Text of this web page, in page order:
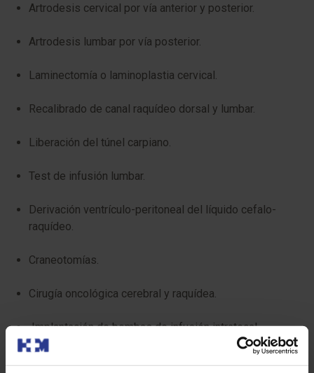
Artrodesis cervical por vía anterior y posterior.
Artrodesis lumbar por vía posterior.
Laminectomía o laminoplastia cervical.
Recalibrado de canal raquídeo dorsal y lumbar.
Liberación del túnel carpiano.
Test de infusión lumbar.
Derivación ventrículo-peritoneal del líquido cefalo-
raquídeo.
Craneotomías.
Cirugía oncológica cerebral y raquídea.
Implantación de bombas de infusión intratecal.